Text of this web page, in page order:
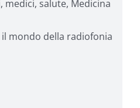
medici, salute, Medicina
il mondo della radiofonia